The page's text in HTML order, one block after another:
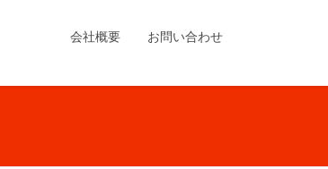
会社概要 お問い合わせ